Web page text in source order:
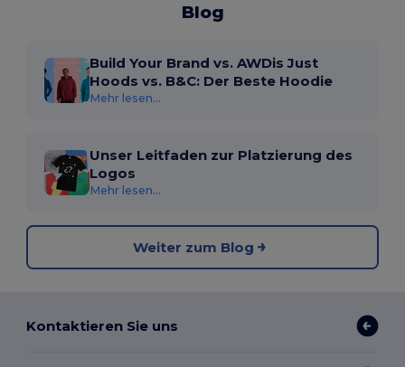
Blog
Build Your Brand vs. AWDis Just
Hoods vs. B&C: Der Beste Hoodie
Mehr lesen...
Unser Leitfaden zur Platzierung des
Logos
Mehr lesen...
Weiter zum Blog
Kontaktieren Sie uns